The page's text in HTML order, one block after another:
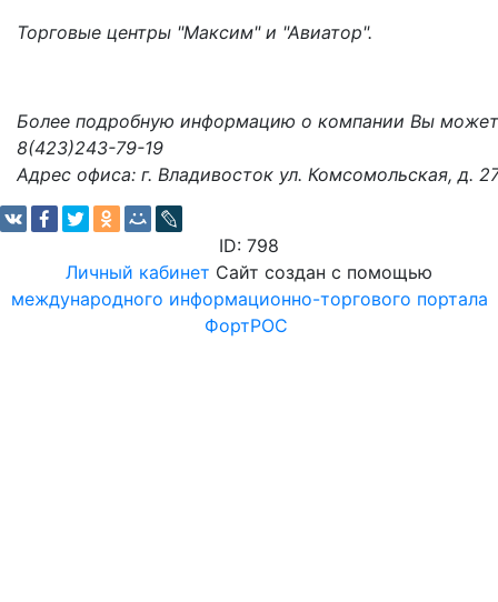
Торговые центры "Максим" и "Авиатор".
Более подробную информацию о компании Вы
8(423)243-79-19
Адрес офиса: г. Владивосток ул. Комсомольская, д.
ID: 798
Личный кабинет Сайт создан с помощью
международного информационно-торгового портала
ФортРОС